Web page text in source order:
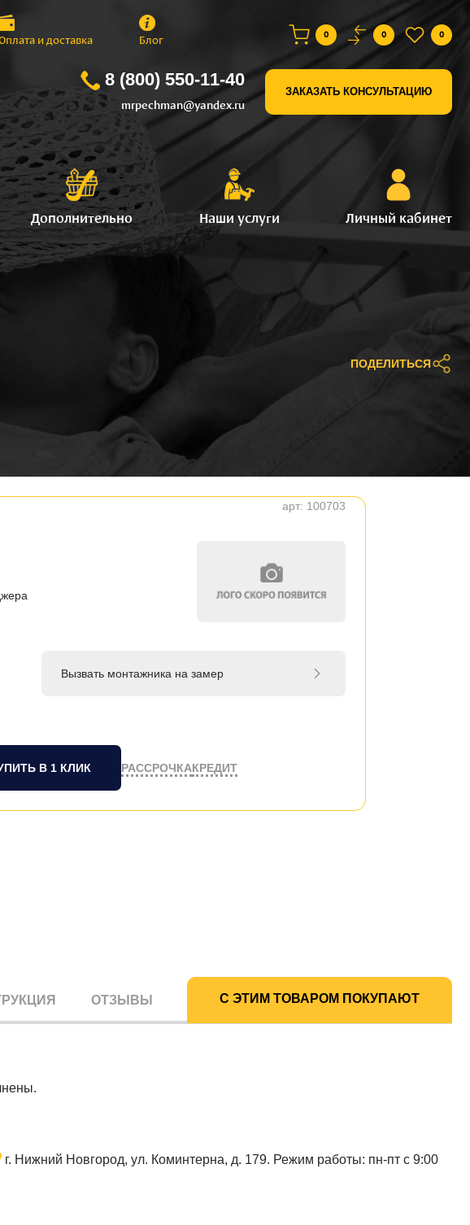
и доставка Блог 0 0 0
8 (800) 550-11-40
mrpechman@yandex.ru
ЗАКАЗАТЬ КОНСУЛЬТАЦИЮ
Дополнительно Наши услуги Личный кабинет
ПОДЕЛИТЬСЯ
арт: 100703
Вызвать монтажника на замер
В 1 КЛИК РАССРОЧКАКРЕДИТ
ОТЗЫВЫ С ЭТИМ ТОВАРОМ ПОКУПАЮТ
г. Нижний Новгород, ул. Коминтерна, д. 179. Режим работы: пн-пт с 9:00